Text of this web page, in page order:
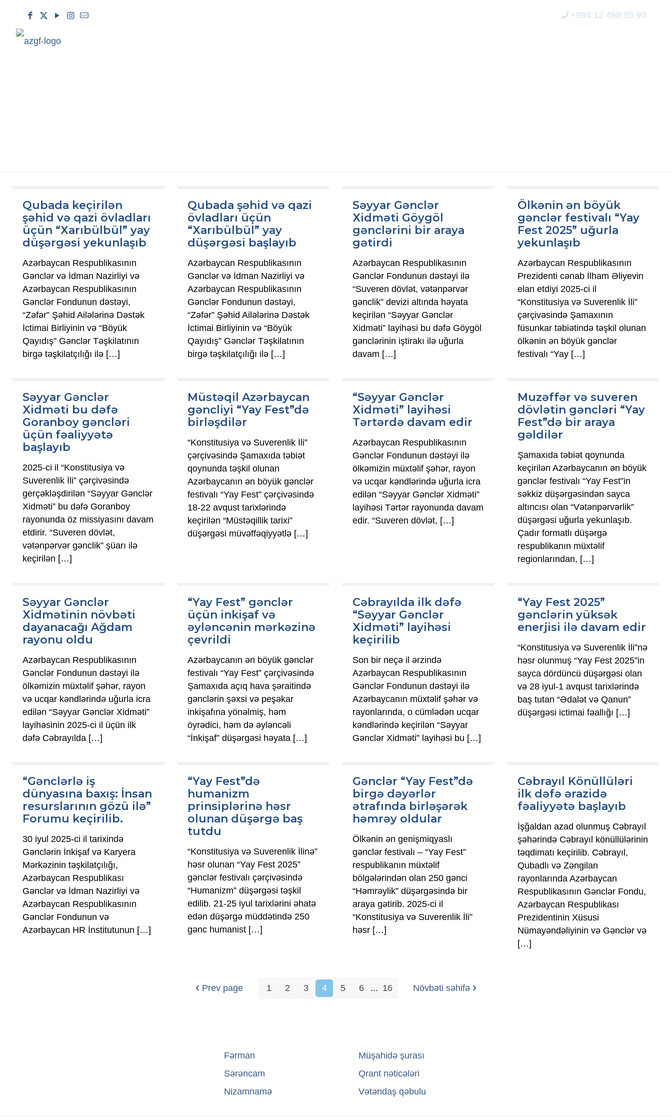
+994 12 498 95 90
Qubada keçirilən
şəhid və qazi övladları
üçün “Xarıbülbül” yay
düşərgəsi yekunlaşıb
Azərbaycan Respublikasının
Gənclər və İdman Nazirliyi və
Azərbaycan Respublikasının
Gənclər Fondunun dəstəyi,
“Zəfər” Şəhid Ailələrinə Dəstək
İctimai Birliyinin və “Böyük
Qayıdış” Gənclər Təşkilatının
birgə təşkilatçılığı ilə […]
Qubada şəhid və qazi
övladları üçün
“Xarıbülbül” yay
düşərgəsi başlayıb
Azərbaycan Respublikasının
Gənclər və İdman Nazirliyi və
Azərbaycan Respublikasının
Gənclər Fondunun dəstəyi,
“Zəfər” Şəhid Ailələrinə Dəstək
İctimai Birliyinin və “Böyük
Qayıdış” Gənclər Təşkilatının
birgə təşkilatçılığı ilə […]
Səyyar Gənclər
Xidməti Göygöl
gənclərini bir araya
gətirdi
Azərbaycan Respublikasının
Gənclər Fondunun dəstəyi ilə
“Suveren dövlət, vətənpərvər
gənclik” devizi altında həyata
keçirilən “Səyyar Gənclər
Xidməti” layihəsi bu dəfə Göygöl
gənclərinin iştirakı ilə uğurla
davam […]
Ölkənin ən böyük
gənclər festivalı “Yay
Fest 2025” uğurla
yekunlaşıb
Azərbaycan Respublikasının
Prezidenti cənab İlham Əliyevin
elan etdiyi 2025-ci il
“Konstitusiya və Suverenlik İli”
çərçivəsində Şamaxının
füsunkar təbiətində təşkil olunan
ölkənin ən böyük gənclər
festivalı “Yay[…]
Səyyar Gənclər
Xidməti bu dəfə
Goranboy gəncləri
üçün fəaliyyətə
başlayıb
2025-ci il “Konstitusiya və
Suverenlik İli” çərçivəsində
gerçəkləşdirilən “Səyyar Gənclər
Xidməti” bu dəfə Goranboy
rayonunda öz missiyasını davam
etdirir. “Suveren dövlət,
vətənpərvər gənclik” şüarı ilə
keçirilən […]
Müstəqil Azərbaycan
gəncliyi “Yay Fest”də
birləşdilər
“Konstitusiya və Suverenlik İli”
çərçivəsində Şamaxıda təbiət
qoynunda təşkil olunan
Azərbaycanın ən böyük gənclər
festivalı “Yay Fest” çərçivəsində
18-22 avqust tarixlərində
keçirilən “Müstəqillik tarixi”
düşərgəsi müvəffəqiyyətlə […]
“Səyyar Gənclər
Xidməti” layihəsi
Tərtərdə davam edir
Azərbaycan Respublikasının
Gənclər Fondunun dəstəyi ilə
ölkəmizin müxtəlif şəhər, rayon
və ucqar kəndlərində uğurla icra
edilən “Səyyar Gənclər Xidməti”
layihəsi Tərtər rayonunda davam
edir. “Suveren dövlət, […]
Muzəffər və suveren
dövlətin gəncləri “Yay
Fest”də bir araya
gəldilər
Şamaxıda təbiət qoynunda
keçirilən Azərbaycanın ən böyük
gənclər festivalı “Yay Fest”in
səkkiz düşərgəsindən sayca
altıncısı olan “Vətənpərvərlik”
düşərgəsi uğurla yekunlaşıb.
Çadır formatlı düşərgə
respublikanın müxtəlif
regionlarından, […]
Səyyar Gənclər
Xidmətinin növbəti
dayanacağı Ağdam
rayonu oldu
Azərbaycan Respublikasının
Gənclər Fondunun dəstəyi ilə
ölkəmizin müxtəlif şəhər, rayon
və ucqar kəndlərində uğurla icra
edilən “Səyyar Gənclər Xidməti”
layihəsinin 2025-ci il üçün ilk
dəfə Cəbrayılda […]
“Yay Fest” gənclər
üçün inkişaf və
əyləncənin mərkəzinə
çevrildi
Azərbaycanın ən böyük gənclər
festivalı “Yay Fest” çərçivəsində
Şamaxıda açıq hava şəraitində
gənclərin şəxsi və peşəkar
inkişafına yönəlmiş, həm
öyrədici, həm də əyləncəli
“İnkişaf” düşərgəsi həyata […]
Cəbrayılda ilk dəfə
“Səyyar Gənclər
Xidməti” layihəsi
keçirilib
Son bir neçə il ərzində
Azərbaycan Respublikasının
Gənclər Fondunun dəstəyi ilə
Azərbaycanın müxtəlif şəhər və
rayonlarında, o cümlədən ucqar
kəndlərində keçirilən “Səyyar
Gənclər Xidməti” layihəsi bu […]
“Yay Fest 2025”
gənclərin yüksək
enerjisi ilə davam edir
“Konstitusiya və Suverenlik İli”nə
həsr olunmuş “Yay Fest 2025”in
sayca dördüncü düşərgəsi olan
və 28 iyul-1 avqust tarixlərində
baş tutan “Ədalət və Qanun”
düşərgəsi ictimai fəallığı […]
“Gənclərlə iş
dünyasına baxış: İnsan
resurslarının gözü ilə”
Forumu keçirilib.
30 iyul 2025-ci il tarixində
Gənclərin İnkişaf və Karyera
Mərkəzinin təşkilatçılığı,
Azərbaycan Respublikası
Gənclər və İdman Nazirliyi və
Azərbaycan Respublikasının
Gənclər Fondunun və
Azərbaycan HR İnstitutunun […]
“Yay Fest”də
humanizm
prinsiplərinə həsr
olunan düşərgə baş
tutdu
“Konstitusiya və Suverenlik İlinə”
həsr olunan “Yay Fest 2025”
gənclər festivalı çərçivəsində
“Humanizm” düşərgəsi təşkil
edilib. 21-25 iyul tarixlərini əhatə
edən düşərgə müddətində 250
gənc humanist […]
Gənclər “Yay Fest”də
birgə dəyərlər
ətrafında birləşərək
həmrəy oldular
Ölkənin ən genişmiqyaslı
gənclər festivalı – “Yay Fest”
respublikanın müxtəlif
bölgələrindən olan 250 gənci
“Həmrəylik” düşərgəsində bir
araya gətirib. 2025-ci il
“Konstitusiya və Suverenlik İli”
həsr[…]
Cəbrayıl Könüllüləri
ilk dəfə ərazidə
fəaliyyətə başlayıb
İşğaldan azad olunmuş Cəbrayıl
şəhərində Cəbrayıl könüllülərinin
təqdimatı keçirilib. Cəbrayıl,
Qubadlı və Zəngilan
rayonlarında Azərbaycan
Respublikasının Gənclər Fondu,
Azərbaycan Respublikası
Prezidentinin Xüsusi
Nümayəndəliyinin və Gənclər və
[…]
Prev page 1 2 3 4 5 6 ... 16 Növbəti səhifə
Fərman
Sərəncam
Nizamnamə
Müşahidə şurası
Qrant nəticələri
Vətəndaş qəbulu